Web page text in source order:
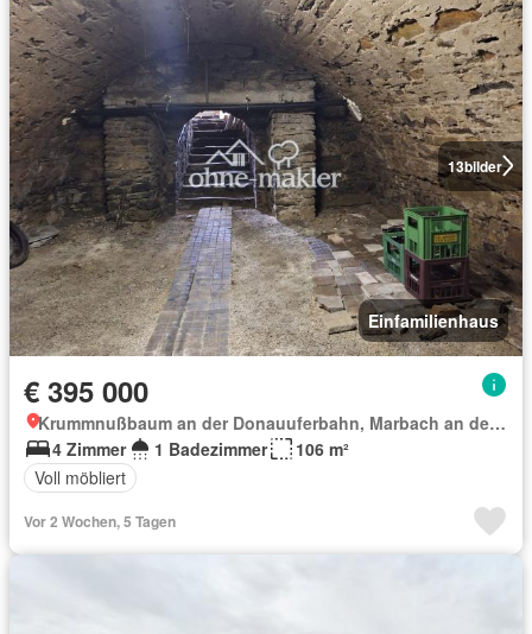
13bilder
Einfamilienhaus
€ 395 000
Krummnußbaum an der Donauuferbahn, Marbach an der Donau
4 Zimmer
1 Badezimmer
106 m²
Voll möbliert
Vor 2 Wochen, 5 Tagen